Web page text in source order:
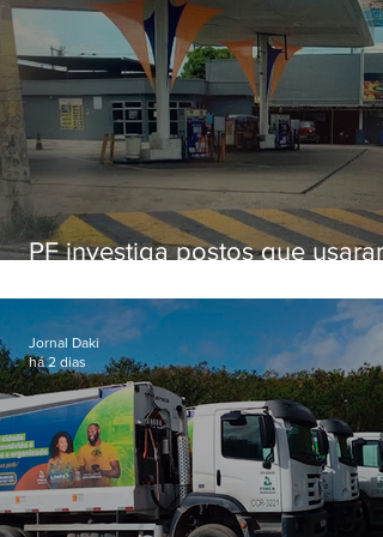
PF investiga postos que usaram
secretário morto em 2020
Jornal Daki
há 2 dias